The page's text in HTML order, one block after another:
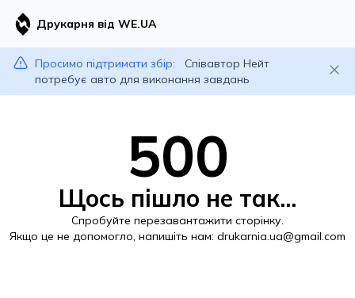
Друкарня від WE.UA
Просимо підтримати збір:
Співавтор Нейт
потребує авто для виконання завдань
500
Щось пішло не так...
Спробуйте перезавантажити сторінку.
Якщо це не допомогло, напишіть нам: drukarnia.ua@gmail.com